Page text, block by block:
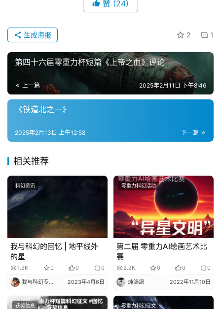
幻
资
讯
主
幻
小
库
登录
赞 (24)
2 1
生成海报
第四十六届零重力杯短篇《上帝之血》评论
上一篇 2025年2月11日 下午8:46
《铁道北之一》
下一篇
2025年2月13日 上午12:58
相关推荐
科幻资讯
我与科幻的回忆 | 地平线外
的星
1.3K 0 0 0
我与科幻专栏小编 2023年4月6日
零重力科幻活动
第二届 零重力AI绘画艺术比
赛
2.2K 0 0 0
炖鴿鴿 2022年11月10日
获奖信息 零重力科幻征文